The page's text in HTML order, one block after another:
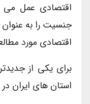
اقتصادی عمل می
جنسیت را به عنوان
اقتصادی مورد
برای یکی از
استان های ایران در سال ۱۳۹۲ نگاه